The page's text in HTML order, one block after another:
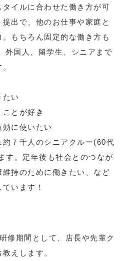
イルに合わせた働き方が可
出で、他のお仕事や家庭と
もちろん固定的な働き方も
外国人、留学生、シニアまで
たい
ことが好き
効に使いたい
７千人のシニアクルー(60代
す。定年後も社会とのつなが
持のために働きたい、など
います！
修期間として、店長や先輩ク
えします。